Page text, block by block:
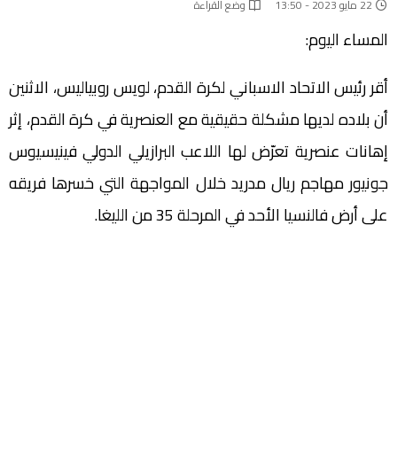
22 مايو 2023 - 13:50
وضع القراءة
المساء اليوم:
أقر رئيس الاتحاد الاسباني لكرة القدم، لويس روبياليس، الاثنين
أن بلاده لديها مشكلة حقيقية مع العنصرية في كرة القدم، إثر
إهانات عنصرية تعرّض لها اللاعب البرازيلي الدولي فينيسيوس
جونيور مهاجم ريال مدريد خلال المواجهة التي خسرها فريقه
على أرض فالنسيا الأحد في المرحلة 35 من الليغا.‬